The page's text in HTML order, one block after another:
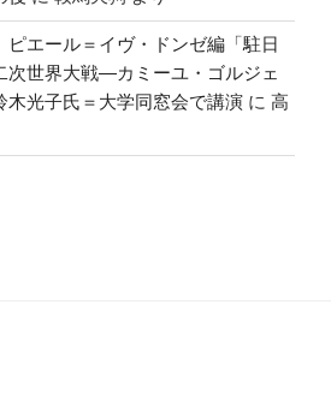
ピエール＝イヴ・ドンゼ編「駐日
次世界大戦―カミーユ・ゴルジェ
木光子氏＝大学同窓会で講演 に 高